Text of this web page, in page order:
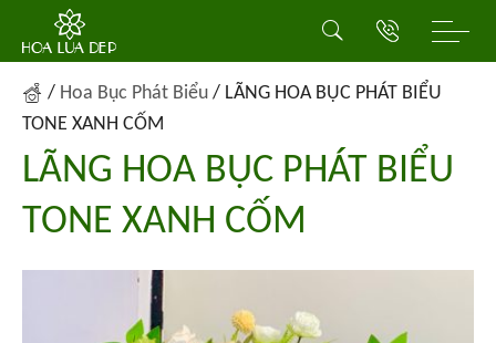
/ Hoa Bục Phát Biểu / LÃNG HOA BỤC PHÁT BIỂU
TONE XANH CỐM
LÃNG HOA BỤC PHÁT BIỂU
TONE XANH CỐM